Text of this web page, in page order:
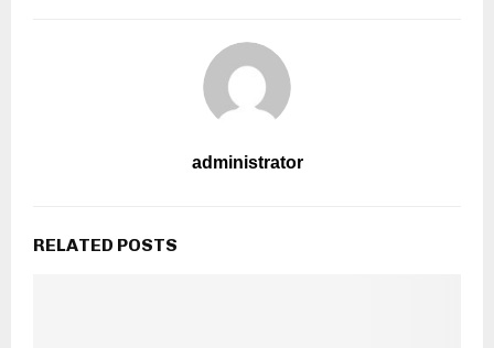
administrator
RELATED POSTS